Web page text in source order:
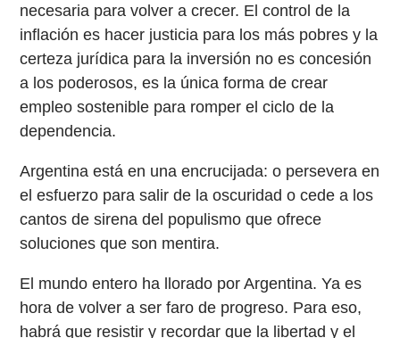
necesaria para volver a crecer. El control de la
inflación es hacer justicia para los más pobres y la
certeza jurídica para la inversión no es concesión
a los poderosos, es la única forma de crear
empleo sostenible para romper el ciclo de la
dependencia.
Argentina está en una encrucijada: o persevera en
el esfuerzo para salir de la oscuridad o cede a los
cantos de sirena del populismo que ofrece
soluciones que son mentira.
El mundo entero ha llorado por Argentina. Ya es
hora de volver a ser faro de progreso. Para eso,
habrá que resistir y recordar que la libertad y el